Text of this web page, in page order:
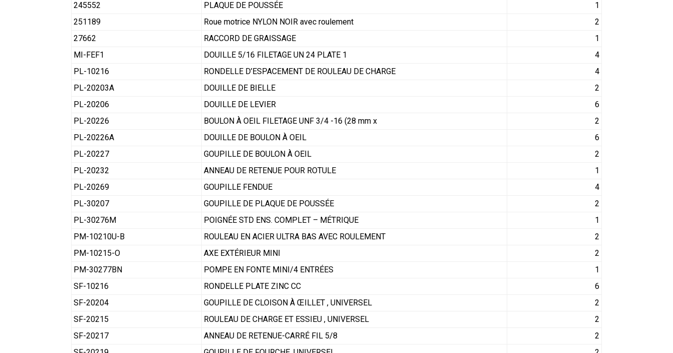
245552
PLAQUE DE POUSSÉE
1
251189
Roue motrice NYLON NOIR avec roulement
2
27662
RACCORD DE GRAISSAGE
1
MI-FEF1
DOUILLE 5/16 FILETAGE UN 24 PLATE 1
4
PL-10216
RONDELLE D’ESPACEMENT DE ROULEAU DE CHARGE
4
PL-20203A
DOUILLE DE BIELLE
2
PL-20206
DOUILLE DE LEVIER
6
PL-20226
BOULON À OEIL FILETAGE UNF 3/4 -16 (28 mm x
2
PL-20226A
DOUILLE DE BOULON À OEIL
6
PL-20227
GOUPILLE DE BOULON À OEIL
2
PL-20232
ANNEAU DE RETENUE POUR ROTULE
1
PL-20269
GOUPILLE FENDUE
4
PL-30207
GOUPILLE DE PLAQUE DE POUSSÉE
2
PL-30276M
POIGNÉE STD ENS. COMPLET – MÉTRIQUE
1
PM-10210U-B
ROULEAU EN ACIER ULTRA BAS AVEC ROULEMENT
2
PM-10215-O
AXE EXTÉRIEUR MINI
2
PM-30277BN
POMPE EN FONTE MINI/4 ENTRÉES
1
SF-10216
RONDELLE PLATE ZINC CC
6
SF-20204
GOUPILLE DE CLOISON À ŒILLET , UNIVERSEL
2
SF-20215
ROULEAU DE CHARGE ET ESSIEU , UNIVERSEL
2
SF-20217
ANNEAU DE RETENUE-CARRÉ FIL 5/8
2